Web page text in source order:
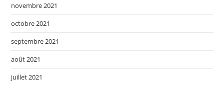
novembre 2021
octobre 2021
septembre 2021
août 2021
juillet 2021